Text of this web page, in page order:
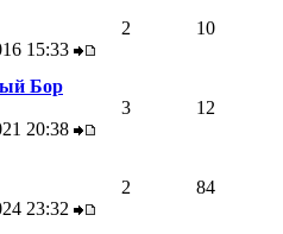
15:33
2 10
Бор
20:38
3 12
23:32
2 84